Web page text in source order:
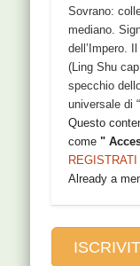
Sovrano:
mediano.
dell’Impero.
(Ling Shu
specchio
universale di
Questo
come"
REGISTRATI
Already a